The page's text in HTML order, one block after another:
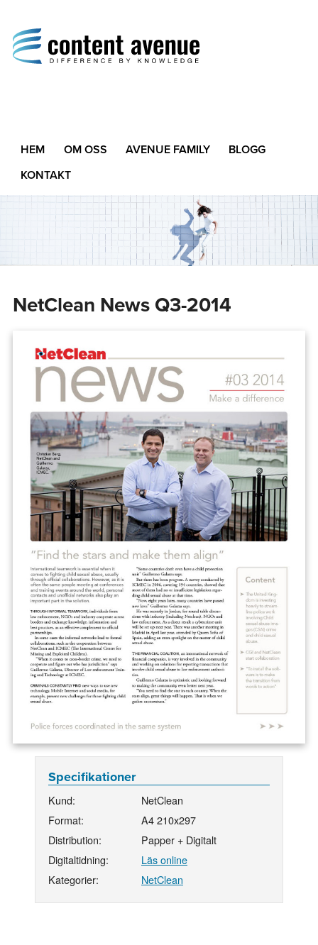
Difference by Knowledge
HEM OM OSS AVENUE FAMILY
BLOGG
KONTAKT
NetClean News Q3-2014
Specifikationer
Kund:
NetClean
Format:
A4 210x297
Distribution:
Papper + Digitalt
Digitaltidning:
Läs online
Kategorier:
NetClean